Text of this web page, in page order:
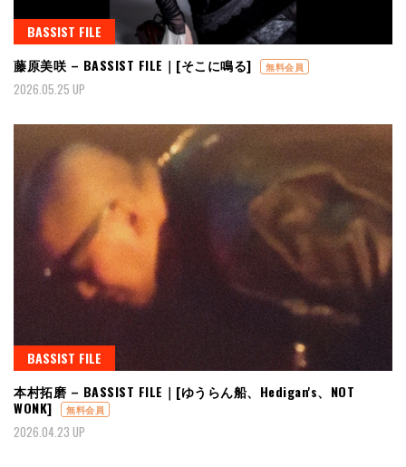
BASSIST FILE
藤原美咲 – BASSIST FILE｜[そこに鳴る]
無料会員
2026.05.25 UP
BASSIST FILE
本村拓磨 – BASSIST FILE｜[ゆうらん船、Hedigan's、NOT
WONK]
無料会員
2026.04.23 UP